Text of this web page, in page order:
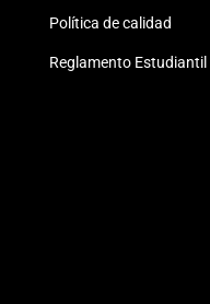
Política de calidad
Reglamento Estudiantil